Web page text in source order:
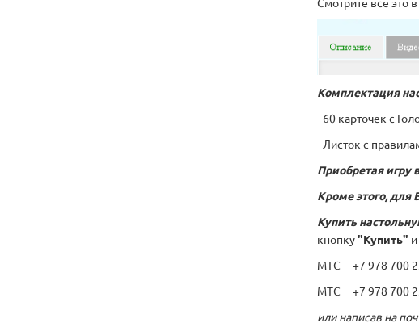
Комплектация
- 60 карточек с
- Листок с
Приобретая игру
Кроме этого, для
Купить
кнопку"Купить"
МТС +7 978 700
МТС +7 978 700
или написав на